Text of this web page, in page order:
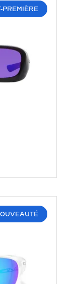
PREMIÈRE